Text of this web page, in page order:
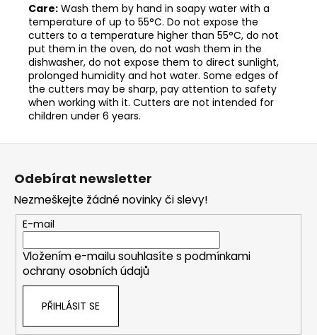
Care: Wash them by hand in soapy water with a
temperature of up to 55°C. Do not expose the
cutters to a temperature higher than 55°C, do not
put them in the oven, do not wash them in the
dishwasher, do not expose them to direct sunlight,
prolonged humidity and hot water. Some edges of
the cutters may be sharp, pay attention to safety
when working with it. Cutters are not intended for
children under 6 years.
Z
Odebírat newsletter
Nezmeškejte žádné novinky či slevy!
E-mail
Vložením e-mailu souhlasíte s podmínkami
ochrany osobních údajů
PŘIHLÁSIT SE